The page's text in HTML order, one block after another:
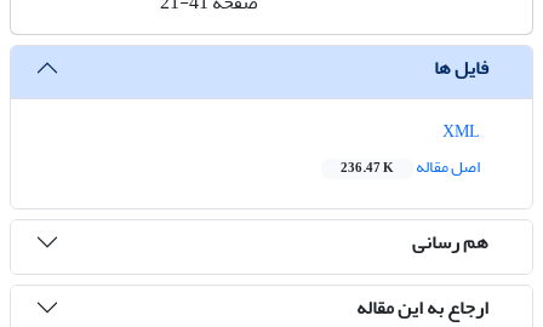
فایل ها
اصل مقاله
236.47 K
هم رسانی
ارجاع به این مقاله